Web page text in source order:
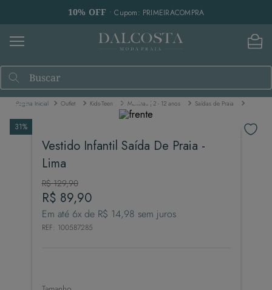
10% OFF • Cupom: PRIMEIRACOMPRA
Buscar
Outlet Kids-Teen Meninas | 2 - 12 anos Saídas de Praia
31%
Vestido Infantil Saída De Praia -
Lima
R$ 129,90
R$ 89,90
Em até 6x de R$ 14,98 sem juros
REF: 100587285